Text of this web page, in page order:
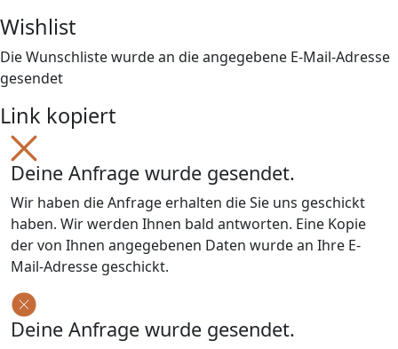
Wishlist
Die Wunschliste wurde an die angegebene E-Mail-Adresse
gesendet
Link kopiert
Deine Anfrage wurde gesendet.
Wir haben die Anfrage erhalten die Sie uns geschickt
haben. Wir werden Ihnen bald antworten. Eine Kopie
der von Ihnen angegebenen Daten wurde an Ihre E-
Mail-Adresse geschickt.
Deine Anfrage wurde gesendet.